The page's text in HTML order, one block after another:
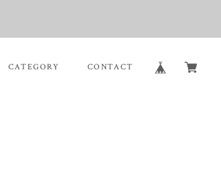
CATEGORY CONTACT